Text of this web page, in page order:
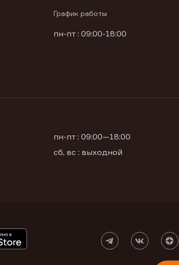
График работы
пн-пт : 09:00-18:00
пн-пт : 09:00—18:00
сб, вс : выходной